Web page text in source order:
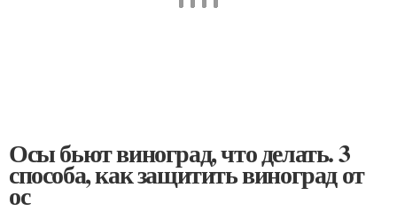
Осы бьют виноград, что делать. 3
способа, как защитить виноград от
ос